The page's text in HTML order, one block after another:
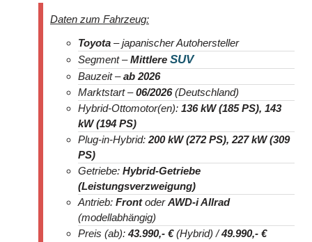
Daten zum Fahrzeug:
Toyota – japanischer Autohersteller
Segment –Mittlere SUV
Bauzeit –ab 2026
Marktstart –06/2026(Deutschland)
Hybrid-Ottomotor(en): 136 kW (185 PS), 143
kW (194 PS)
Plug-in-Hybrid: 200 kW (272 PS), 227 kW (309
PS)
Getriebe: Hybrid-Getriebe
(Leistungsverzweigung)
Antrieb: FrontoderAWD-i Allrad
(modellabhängig)
Preis (ab):43.990,- €(Hybrid) /49.990,- €